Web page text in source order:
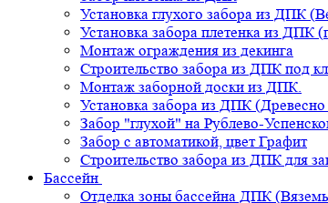
Установка глухого забора из ДПК
Установка забора плетенка из ДПК
Монтаж ограждения из декинга
Строительство забора из ДПК под
Монтаж заборной доски из ДПК.
Установка забора из ДПК
Забор "глухой" на Рублево-
Забор с автоматикой, цвет Графит
Строительство забора из ДПК для
Бассейн
Отделка зоны бассейна ДПК